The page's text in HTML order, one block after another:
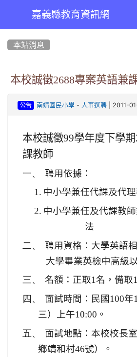
嘉義縣教育資訊網
本站消息
本校誠徵2688專案英語兼
公告 南靖國民小學- 人事選聘| 2011-
本校誠徵99學年度下學期
課教師
一、
聘用依據：
1. 中小學兼任代課及代
2. 中小學兼任及代課教
法
二、
聘用資格：大學英語
大學畢業英檢中高級
三、
名額：正取1名，備取1
四、
面試時間： 民國100年1
三）上午10:00 。
五、
面試地點：本校校長
鄉靖和村46號）。